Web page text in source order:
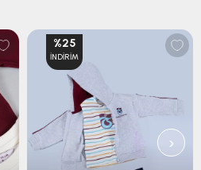
%25
İNDIRIM
›